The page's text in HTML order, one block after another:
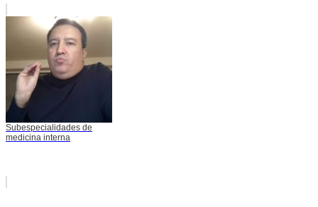
Subespecialidades de
medicina interna